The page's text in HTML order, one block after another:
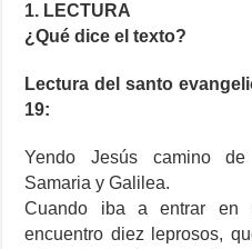
1. LECTURA
¿Qué dice el texto?
Lectura del santo
19:
Yendo Jesús camino
Samaria y Galilea.
Cuando iba a entrar en
encuentro diez leprosos,